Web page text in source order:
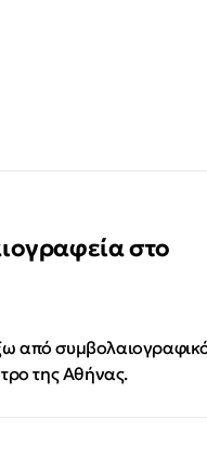
στo
από
της Αθήνας.